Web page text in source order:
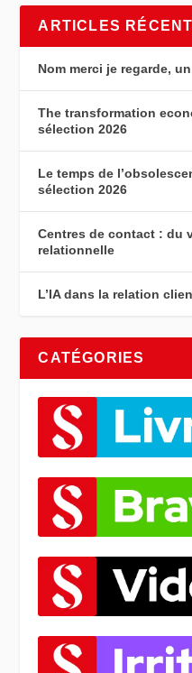
ARTICLES
Nom merci je regarde,
The transformation
sélection 2026
Le temps de
sélection 2026
Centres de contact : du
relationnelle
L’IA dans la relation
CATÉGORIES